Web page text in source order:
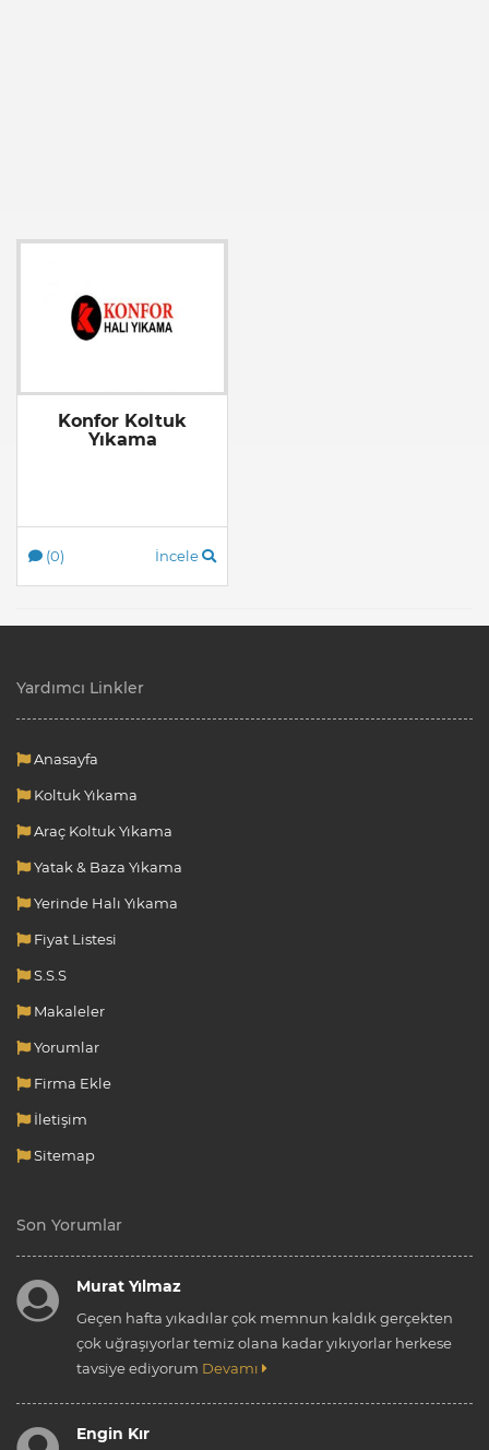
Konfor Koltuk
Yıkama
(0) İncele
Yardımcı Linkler
Anasayfa
Koltuk Yıkama
Araç Koltuk Yıkama
Yatak & Baza Yıkama
Yerinde Halı Yıkama
Fiyat Listesi
S.S.S
Makaleler
Yorumlar
Firma Ekle
İletişim
Sitemap
Son Yorumlar
Murat Yılmaz
Geçen hafta yıkadılar çok memnun kaldık gerçekten
çok uğraşıyorlar temiz olana kadar yıkıyorlar herkese
tavsiye ediyorum Devamı
Engin Kır